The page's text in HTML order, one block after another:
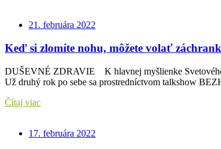
21. februára 2022
Keď si zlomíte nohu, môžete volať
DUŠEVNÉ ZDRAVIE K hlavnej myšlienke
Už druhý rok po sebe sa prostredníctvom talkshow
Čítaj viac
17. februára 2022